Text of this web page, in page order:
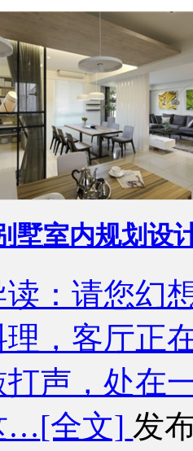
墅室内规划设
读：请您幻
，客厅正
声，处在
…[全文] 发